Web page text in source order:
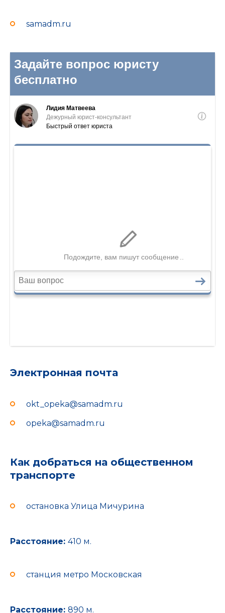
samadm.ru
Электронная почта
okt_opeka@samadm.ru
opeka@samadm.ru
Как добраться на общественном
транспорте
остановка Улица Мичурина
Расстояние: 410 м.
станция метро Московская
Расстояние: 890 м.